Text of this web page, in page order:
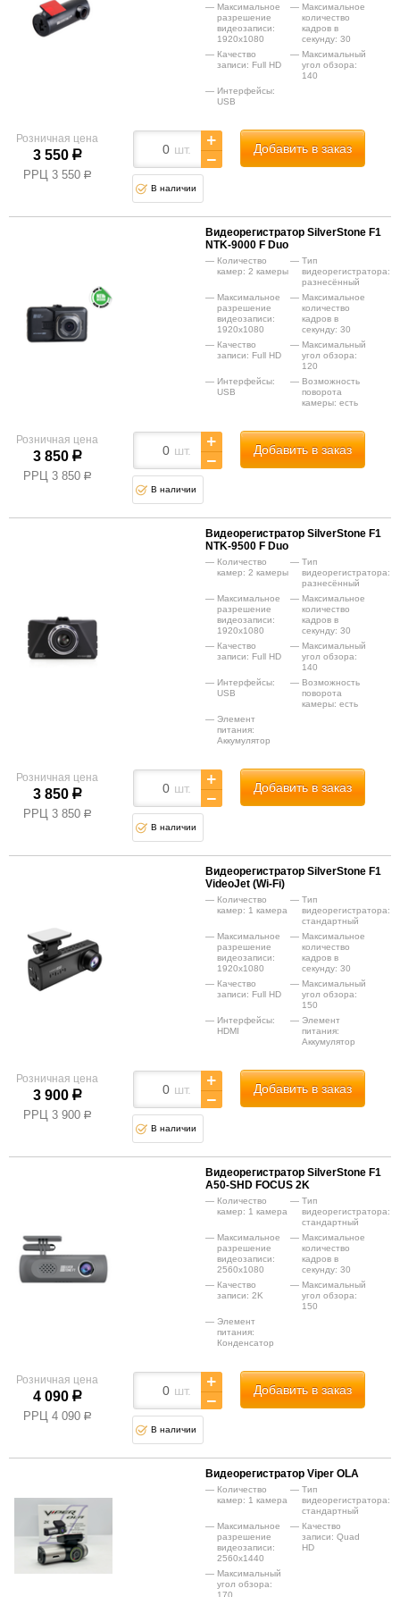
Максимальное
разрешение
видеозаписи:
1920x1080
Максимальное
количество
кадров в
секунду: 30
Качество
записи: Full HD
Максимальный
угол обзора:
140
Интерфейсы:
USB
Розничная цена
3 550 р
РРЦ 3 550 р
шт. Добавить в заказ
В наличии
Видеорегистратор SilverStone F1
NTK-9000 F Duo
Количество
камер: 2 камеры
Тип
видеорегистратора:
разнесённый
Максимальное
разрешение
видеозаписи:
1920x1080
Максимальное
количество
кадров в
секунду: 30
Качество
записи: Full HD
Максимальный
угол обзора:
120
Интерфейсы:
USB
Возможность
поворота
камеры: есть
Розничная цена
3 850 р
РРЦ 3 850 р
шт. Добавить в заказ
В наличии
Видеорегистратор SilverStone F1
NTK-9500 F Duo
Количество
камер: 2 камеры
Тип
видеорегистратора:
разнесённый
Максимальное
разрешение
видеозаписи:
1920x1080
Максимальное
количество
кадров в
секунду: 30
Качество
записи: Full HD
Максимальный
угол обзора:
140
Интерфейсы:
USB
Возможность
поворота
камеры: есть
Элемент
питания:
Аккумулятор
Розничная цена
3 850 р
РРЦ 3 850 р
шт. Добавить в заказ
В наличии
Видеорегистратор SilverStone F1
VideoJet (Wi-Fi)
Количество
камер: 1 камера
Тип
видеорегистратора:
стандартный
Максимальное
разрешение
видеозаписи:
1920x1080
Максимальное
количество
кадров в
секунду: 30
Качество
записи: Full HD
Максимальный
угол обзора:
150
Интерфейсы:
HDMI
Элемент
питания:
Аккумулятор
Розничная цена
3 900 р
РРЦ 3 900 р
шт. Добавить в заказ
В наличии
Видеорегистратор SilverStone F1
A50-SHD FOCUS 2K
Количество
камер: 1 камера
Тип
видеорегистратора:
стандартный
Максимальное
разрешение
видеозаписи:
2560x1080
Максимальное
количество
кадров в
секунду: 30
Качество
записи: 2K
Максимальный
угол обзора:
150
Элемент
питания:
Конденсатор
Розничная цена
4 090 р
РРЦ 4 090 р
шт. Добавить в заказ
В наличии
Видеорегистратор Viper OLA
Количество
камер: 1 камера
Тип
видеорегистратора:
стандартный
Максимальное
разрешение
видеозаписи:
2560x1440
Качество
записи: Quad
HD
Максимальный
угол обзора:
170